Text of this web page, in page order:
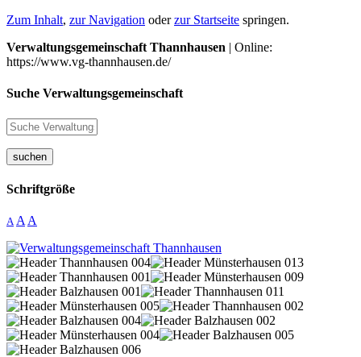
Zum Inhalt, zur Navigation oderzur Startseite springen.
Verwaltungsgemeinschaft Thannhausen | Online:
https://www.vg-thannhausen.de/
Suche Verwaltungsgemeinschaft
suchen
Schriftgröße
A A A